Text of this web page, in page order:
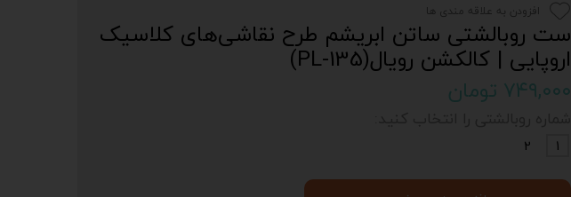
ست روبالشتی ساتن ابریشم طرح نقاشی‌های کلاسیک
اروپایی | کالکشن رویال(PL-135)
۷۴۹,۰۰۰ تومان
1
2
افزودن به علاقه مندی ها